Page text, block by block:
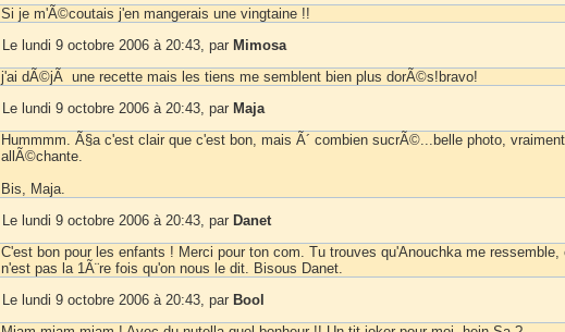
Si je m'Ã©coutais j'en mangerais une vingtaine !!
Le lundi 9 octobre 2006 à 20:43, par Mimosa
j'ai dÃ©jÃ une recette mais les tiens me semblent bien plus dorÃ©s!bravo!
Le lundi 9 octobre 2006 à 20:43, par Maja
Hummmm. Ã§a c'est clair que c'est bon, mais Ã´ combien sucrÃ©...belle photo, vraiment
allÃ©chante.
Bis, Maja.
Le lundi 9 octobre 2006 à 20:43, par Danet
C'est bon pour les enfants ! Merci pour ton com. Tu trouves qu'Anouchka me ressemble,
n'est pas la 1Ã¨re fois qu'on nous le dit. Bisous Danet.
Le lundi 9 octobre 2006 à 20:43, par Bool